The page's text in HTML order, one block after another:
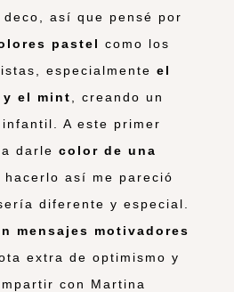
así que pensé por
pastel como los
especialmente el
el mint
, creando un
A este primer
darle color de una
hacerlo así me pareció
diferente y especial.
mensajes motivadores
extra de optimismo y
con Martina